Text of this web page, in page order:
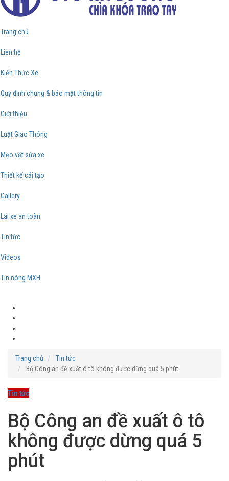
Trang chủ
Liên hệ
Kiến Thức Xe
Quy định chung & bảo mật thông tin
Giới thiệu
Luật Giao Thông
Mẹo vặt sửa xe
Thiết kế cải tạo
Gallery
Lái xe an toàn
Tin tức
Videos
Tin nóng MXH
Trang chủ
Tin tức
Bộ Công an đề xuất ô tô không được dừng quá 5 phút
Tin tức
Bộ Công an đề xuất ô tô
không được dừng quá 5
phút